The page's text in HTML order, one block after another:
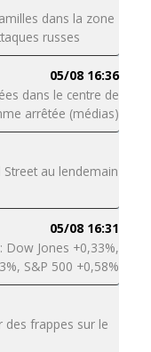
dans la zone
russes
05/08 16:36
dans le centre de
arrêtée (médias)
Street au lendemain
05/08 16:31
Dow Jones +0,33%,
S&P 500 +0,58%
des frappes sur le